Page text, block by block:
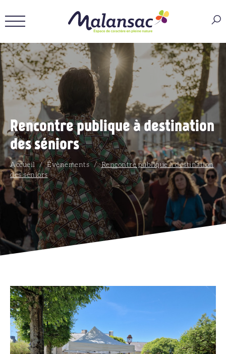
Rencontre publique à destination
des séniors
Accueil / Évènements / Rencontre publique à destination
des séniors